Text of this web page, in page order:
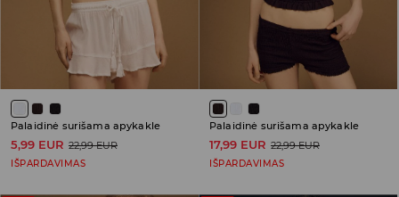
Palaidinė surišama apykakle
5,99 EUR 22,99 EUR
IŠPARDAVIMAS
Palaidinė surišama apykakle
17,99 EUR 22,99 EUR
IŠPARDAVIMAS